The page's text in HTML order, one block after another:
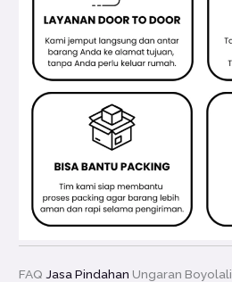
FAQ Jasa Pindahan Ungaran Boyolali